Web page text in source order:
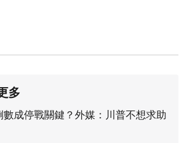
多
數成停戰關鍵？外媒：川普不想求助